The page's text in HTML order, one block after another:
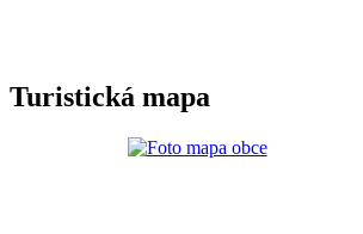
Turistická mapa